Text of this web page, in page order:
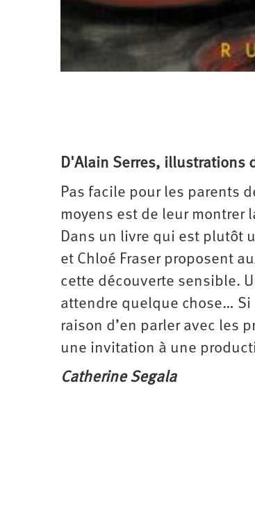
D'Alain Serres, illustrations
Pas facile pour les parents
moyens est de leur montrer
Dans un livre qui est plutôt
et Chloé Fraser proposent
cette découverte sensible.
attendre quelque chose…
raison d’en parler avec les
une invitation à une
Catherine Segala